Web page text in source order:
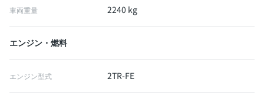
車両重量 2240 kg
エンジン・燃料
エンジン型式 2TR-FE